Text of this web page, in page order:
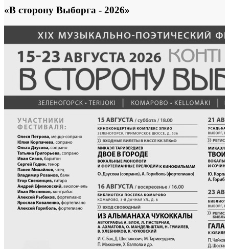
«В сторону Выборга - 2026»